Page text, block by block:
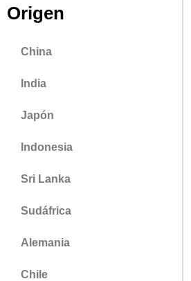
Origen
China
India
Japón
Indonesia
Sri Lanka
Sudáfrica
Alemania
Chile